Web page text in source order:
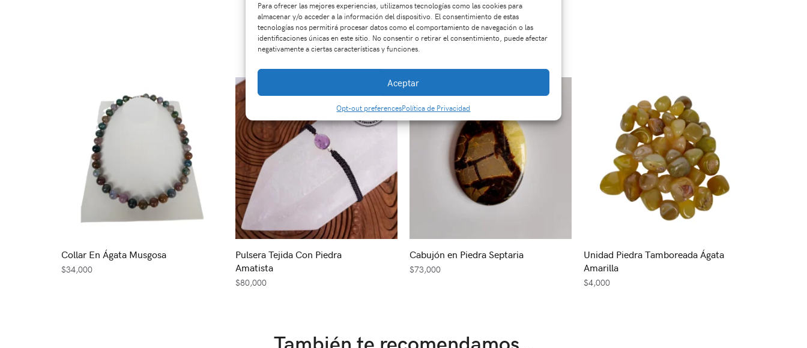
Para ofrecer las mejores experiencias, utilizamos tecnologías como las cookies para
almacenar y/o acceder a la información del dispositivo. El consentimiento de estas
tecnologías nos permitirá procesar datos como el comportamiento de navegación o las
identificaciones únicas en este sitio. No consentir o retirar el consentimiento, puede afectar
negativamente a ciertas características y funciones.
Aceptar
Opt-out preferencesPolítica de Privacidad
Productos relacionados
Collar En Ágata Musgosa
$34,000
Pulsera Tejida Con Piedra
Amatista
$80,000
Cabujón en Piedra Septaria
$73,000
Unidad Piedra Tamboreada Ágata
Amarilla
$4,000